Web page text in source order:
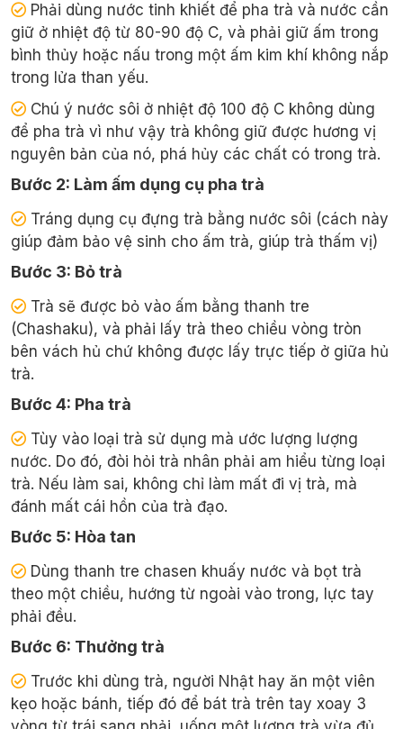
Phải dùng nước tinh khiết để pha trà và nước cần
giữ ở nhiệt độ từ 80-90 độ C, và phải giữ ấm trong
bình thủy hoặc nấu trong một ấm kim khí không nắp
trong lửa than yếu.
Chú ý nước sôi ở nhiệt độ 100 độ C không dùng
để pha trà vì như vậy trà không giữ được hương vị
nguyên bản của nó, phá hủy các chất có trong trà.
Bước 2: Làm ấm dụng cụ pha trà
Tráng dụng cụ đựng trà bằng nước sôi (cách này
giúp đảm bảo vệ sinh cho ấm trà, giúp trà thấm vị)
Bước 3: Bỏ trà
Trà sẽ được bỏ vào ấm bằng thanh tre
(Chashaku), và phải lấy trà theo chiều vòng tròn
bên vách hủ chứ không được lấy trực tiếp ở giữa hủ
trà.
Bước 4: Pha trà
Tùy vào loại trà sử dụng mà ước lượng lượng
nước. Do đó, đòi hỏi trà nhân phải am hiểu từng loại
trà. Nếu làm sai, không chỉ làm mất đi vị trà, mà
đánh mất cái hồn của trà đạo.
Bước 5: Hòa tan
Dùng thanh tre chasen khuấy nước và bọt trà
theo một chiều, hướng từ ngoài vào trong, lực tay
phải đều.
Bước 6: Thưởng trà
Trước khi dùng trà, người Nhật hay ăn một viên
kẹo hoặc bánh, tiếp đó để bát trà trên tay xoay 3